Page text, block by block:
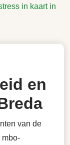
in kaart in
en
van de
mbo-